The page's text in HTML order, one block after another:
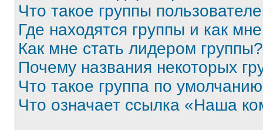
Что такое группы
Где находятся группы и как
Как мне стать лидером группы?
Почему названия некоторых
Что такое группа по
Что означает ссылка «Наша